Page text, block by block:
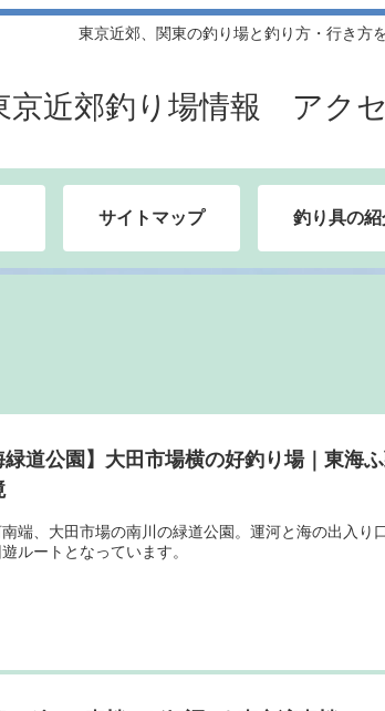
東京近郊、関東の釣り場と釣り方・行き方
京近郊釣り場情報 アク
サイトマップ 釣り具の紹
緑道公園】大田市場横の好釣り場｜東海
端、大田市場の南川の緑道公園。運河と海の出入り
ルートとなっています。